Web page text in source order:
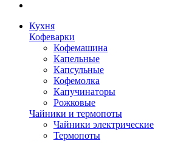
Кухня
Кофеварки
Кофемашина
Капельные
Капсульные
Кофемолка
Капучинаторы
Рожковые
Чайники и термопоты
Чайники электрические
Термопоты